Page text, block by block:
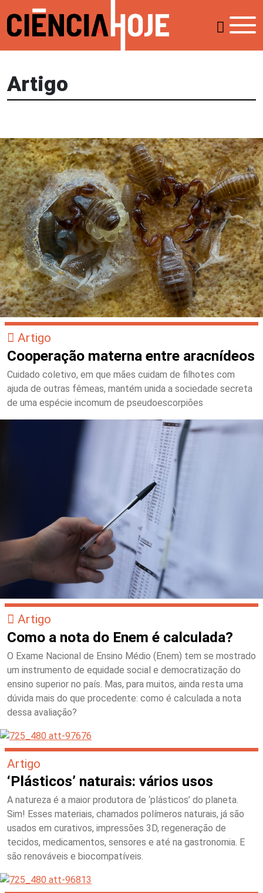
Artigo
Artigo
Cooperação materna entre aracnídeos
Cuidado coletivo, em que mães cuidam de filhotes com
ajuda de outras fêmeas, mantém unida a sociedade secreta
de uma espécie incomum de pseudoescorpiões
Artigo
Como a nota do Enem é calculada?
O Exame Nacional de Ensino Médio (Enem) tem se mostrado
um instrumento de equidade social e democratização do
ensino superior no país. Mas, para muitos, ainda resta uma
dúvida mais do que procedente: como é calculada a nota
dessa avaliação?
Artigo
‘Plásticos’ naturais: vários usos
A natureza é a maior produtora de ‘plásticos’ do planeta.
Sim! Esses materiais, chamados polímeros naturais, já são
usados em curativos, impressões 3D, regeneração de
tecidos, medicamentos, sensores e até na gastronomia. E
são renováveis e biocompatíveis.